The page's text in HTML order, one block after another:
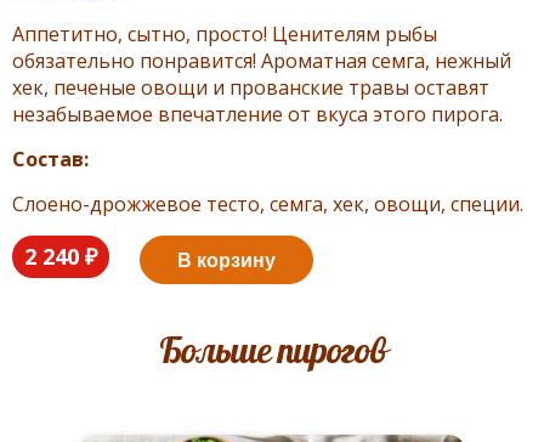
Аппетитно, сытно, просто! Ценителям рыбы
обязательно понравится! Ароматная семга, нежный
хек, печеные овощи и прованские травы оставят
незабываемое впечатление от вкуса этого пирога.
Состав:
Слоено-дрожжевое тесто, семга, хек, овощи, специи.
2 240 ₽ В корзину
Больше пирогов